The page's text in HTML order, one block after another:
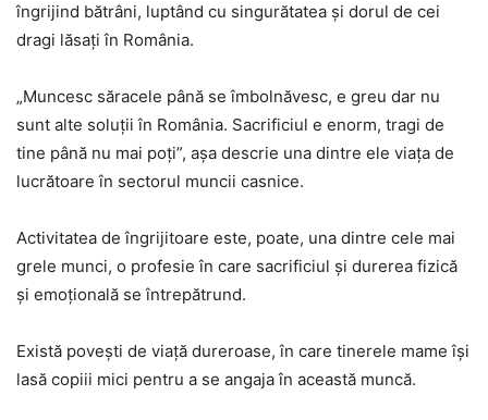
îngrijind bătrâni, luptând cu singurătatea și dorul de cei
dragi lăsați în România.
„Muncesc săracele până se îmbolnăvesc, e greu dar nu
sunt alte soluții în România. Sacrificiul e enorm, tragi de
tine până nu mai poți”, așa descrie una dintre ele viața de
lucrătoare în sectorul muncii casnice.
Activitatea de îngrijitoare este, poate, una dintre cele mai
grele munci, o profesie în care sacrificiul și durerea fizică
și emoțională se întrepătrund.
Există povești de viață dureroase, în care tinerele mame își
lasă copiii mici pentru a se angaja în această muncă.